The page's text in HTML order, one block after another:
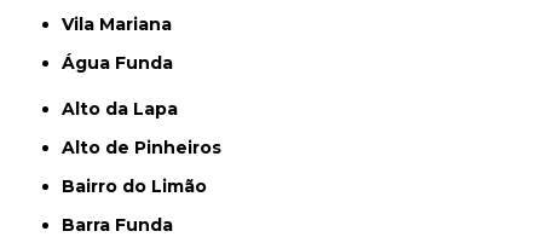
Vila Mariana
Água Funda
Alto da Lapa
Alto de Pinheiros
Bairro do Limão
Barra Funda